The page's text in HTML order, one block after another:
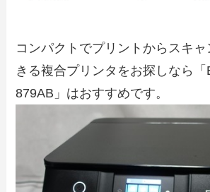
コンパクトでプリントからスキ
きる複合プリンタをお探しなら
879AB」はおすすめです。